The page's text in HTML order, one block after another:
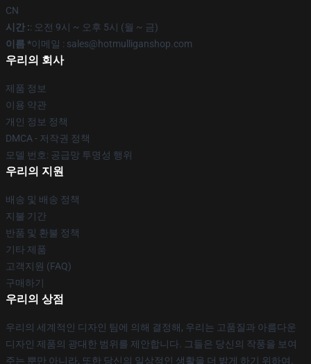
CN
시간 :: 오전 9시 ~ 오후 5시 (월 ~ 금)
이름 *이메일 : sales@hotmulliganshop.com
우리의 회사
제품 정보
이용 약관
개인 정보 정책
DMCA - 저작권 정책
모델 번호: 공급망 투명성 행위
우리의 지원
배송 및 배송 정책
지불 기간
반품 및 환불 정책
기타 제품
고객지원 (FAQ)
구매하기
우리의 상점
우리의 세계적인 디자인 팀에 의해 결정해, 우리는 고품질과 아름다운
디자인 제품의 광대한 범위를 제안합니다. 그들은 당신의 작풍을 보여
주는 뿐만 아니라, 또한 당신의 일상적인 생활을 더 밝게 하기 위하여.